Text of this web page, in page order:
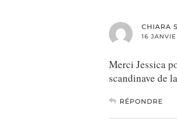
CHIARA
16
Merci Jessica
scandinave de
RÉPONDRE